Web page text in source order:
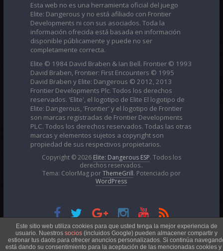
Esta web no es una herramienta oficial del juego
Elite: Dangerous y no está afiliado con Frontier
Developments ni con sus asociados. Toda la
información ofrecida está basada en información
disponible públicamente y puede no ser
completamente correcta.
Elite © 1984 David Braben & Ian Bell. Frontier © 1993
David Braben, Frontier: First Encounters © 1995
David Braben y Elite: Dangerous © 2012, 2013
Frontier Developments Plc. Todos los derechos
reservados. 'Elite', el logotipo de Elite El logotipo de
Elite: Dangerous, 'Frontier' y el logotipo de Frontier
son marcas registradas de Frontier Developments
PLC. Todos los derechos reservados. Todas las otras
marcas y elementos sujetos a copyright son
propiedad de sus respectivos propietarios.
Copyright © 2026 Elite: Dangerous ESP. Todos los
derechos reservados..
Tema: ColorMag porThemeGrill. Potenciado por
WordPress
Esta obra está bajo unaLicencia Creative Commons
Este sitio web utiliza cookies para que usted tenga la mejor experiencia de
usuario. Nuestros socios (incluidos Google) pueden almacener compartir y
estionar tus daots para ofrecer anuncios personalizados. Si continúa
está dando su consentimiento para la aceptación de las mencionadas cookies y